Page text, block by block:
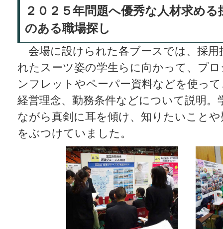
２０２５年問題へ優秀な人材求め
のある職場探し
会場に設けられた各ブースでは、採用
れたスーツ姿の学生らに向かって、プ
ンフレットやペーパー資料などを使っ
経営理念、勤務条件などについて説明
ながら真剣に耳を傾け、知りたいこと
をぶつけていました。